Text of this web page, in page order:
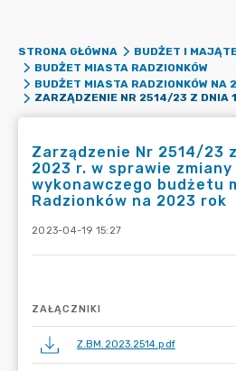
STRONA GŁÓWNA
BUDŻET I
BUDŻET MIASTA RADZIONKÓW
BUDŻET MIASTA RADZIONKÓW NA
Zarządzenie Nr 2514/23
2023 r. w sprawie zmiany
wykonawczego budżetu
Radzionków na 2023 rok
2023-04-19 15:27
ZAŁĄCZNIKI
Z.BM.2023.2514.pdf